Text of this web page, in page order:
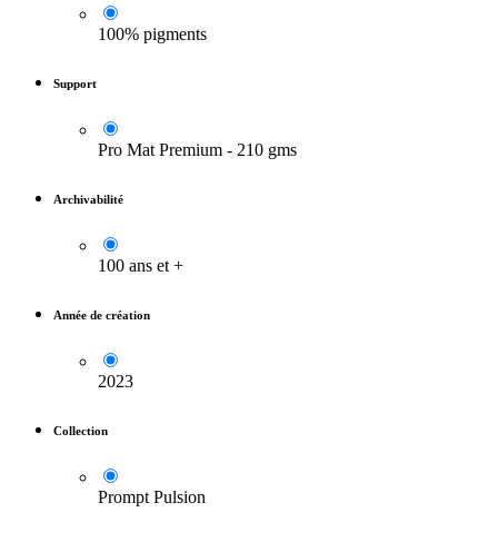
100% pigments
Support
Pro Mat Premium - 210 gms
Archivabilité
100 ans et +
Année de création
2023
Collection
Prompt Pulsion